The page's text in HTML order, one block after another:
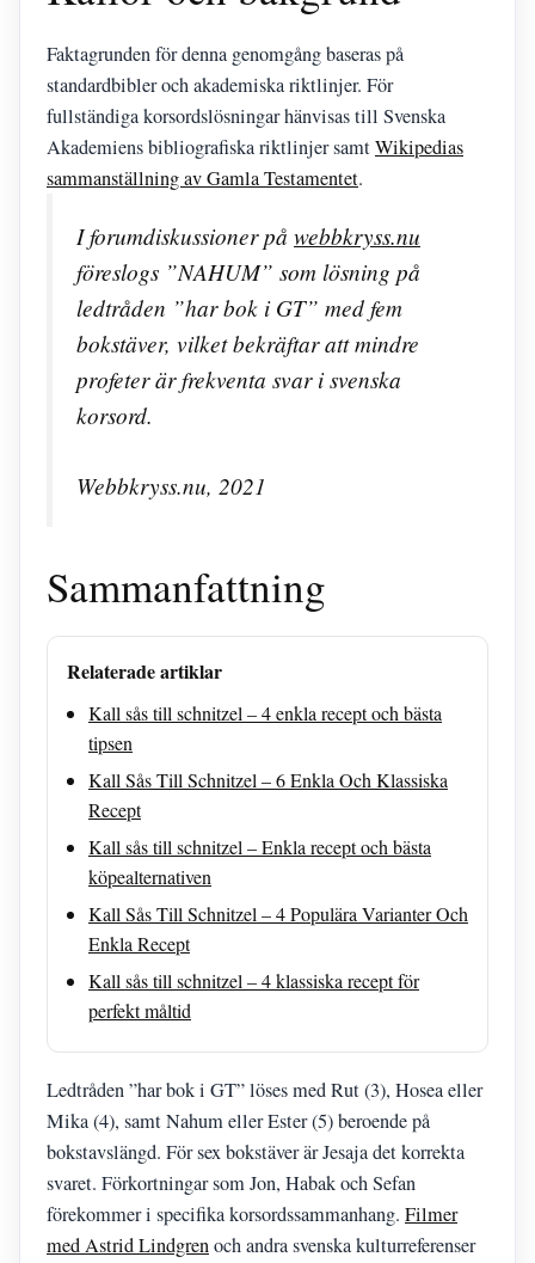
Faktagrunden för denna genomgång baseras på
standardbibler och akademiska riktlinjer. För
fullständiga korsordslösningar hänvisas till Svenska
Akademiens bibliografiska riktlinjer samtWikipedias
sammanställning av Gamla Testamentet.
I forumdiskussioner på webbkryss.nu
föreslogs ”NAHUM” som lösning på
ledtråden ”har bok i GT” med fem
bokstäver, vilket bekräftar att mindre
profeter är frekventa svar i svenska
korsord.
Webbkryss.nu, 2021
Sammanfattning
Relaterade artiklar
Kall sås till schnitzel – 4 enkla recept och bästa
tipsen
Kall Sås Till Schnitzel – 6 Enkla Och Klassiska
Recept
Kall sås till schnitzel – Enkla recept och bästa
köpealternativen
Kall Sås Till Schnitzel – 4 Populära Varianter Och
Enkla Recept
Kall sås till schnitzel – 4 klassiska recept för
perfekt måltid
Ledtråden ”har bok i GT” löses med Rut (3), Hosea eller
Mika (4), samt Nahum eller Ester (5) beroende på
bokstavslängd. För sex bokstäver är Jesaja det korrekta
svaret. Förkortningar som Jon, Habak och Sefan
förekommer i specifika korsordssammanhang. Filmer
med Astrid Lindgrenoch andra svenska kulturreferenser